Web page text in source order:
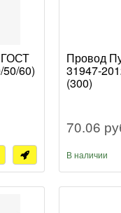
ГОСТ
60)
Провод
31947-
(300)
70.06
В наличии